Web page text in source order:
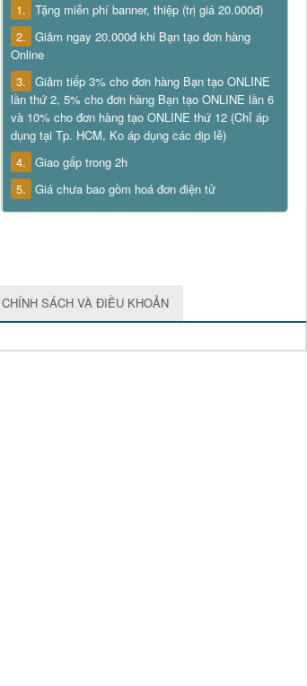
1. Tặng miễn phí banner, thiệp (trị giá 20.000đ)
2. Giảm ngay 20.000đ khi Bạn tạo đơn hàng
Online
3. Giảm tiếp 3% cho đơn hàng Bạn tạo ONLINE
lần thứ 2, 5% cho đơn hàng Bạn tạo ONLINE lần 6
và 10% cho đơn hàng tạo ONLINE thứ 12 (Chỉ áp
dụng tại Tp. HCM, Ko áp dụng các dịp lễ)
4. Giao gấp trong 2h
5. Giá chưa bao gồm hoá đơn điện tử
CHÍNH SÁCH VÀ ĐIỀU KHOẢN